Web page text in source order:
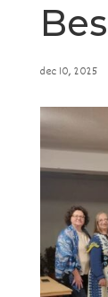
dec 10, 2025